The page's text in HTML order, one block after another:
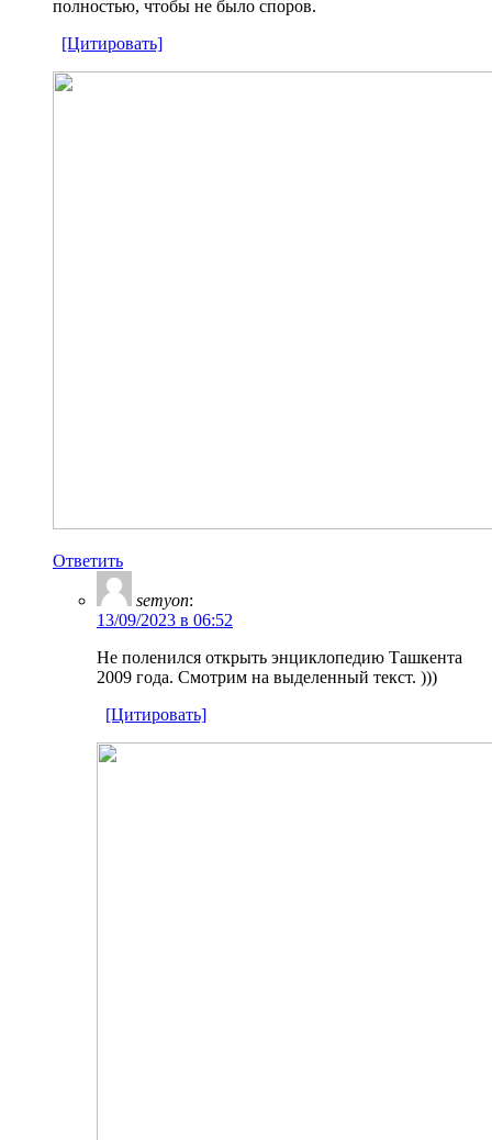
полностью, чтобы не было споров.
[Цитировать]
Ответить
semyon:
13/09/2023 в 06:52
Не поленился открыть энциклопедию Ташкента
2009 года. Смотрим на выделенный текст. )))
[Цитировать]